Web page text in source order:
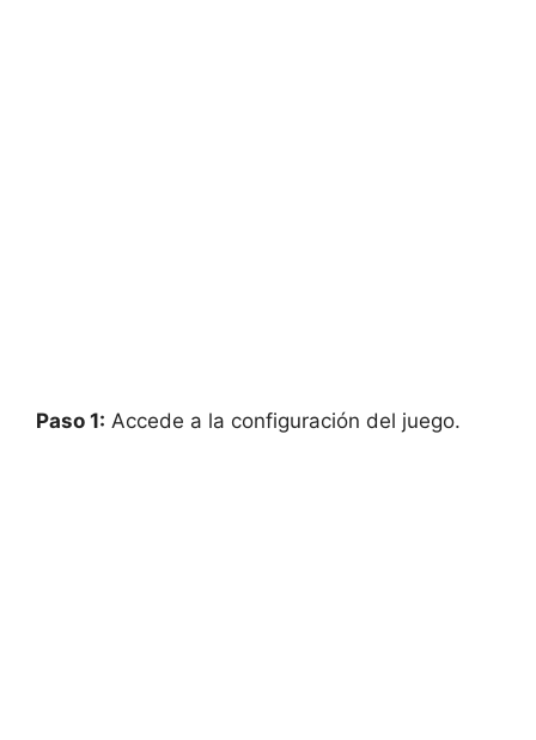
Paso 1: Accede a la configuración del juego.